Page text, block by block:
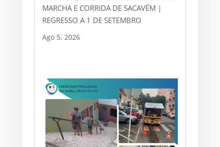
MARCHA E CORRIDA DE SACAVÉM |
REGRESSO A 1 DE SETEMBRO
Ago 5, 2026